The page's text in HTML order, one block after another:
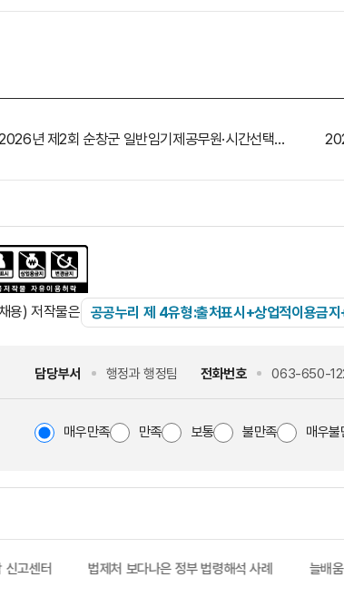
2026년 제2회 순창군 일반임기제공무원·시간선택제임기제공무원 임용시험 최종합격자 및 임용후보자 등록요령 공고
용) 저작물은 공공누리 제 4유형:출처표시+상업적이용금지
담당부서 행정과 행정팀 전화번호 063-650-
매우만족 만족 보통 불만족 매우불
신고센터 법제처 보다나은 정부 법령해석 사례 늘배